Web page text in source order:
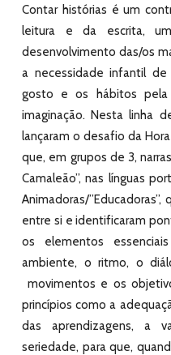
Contar histórias é um
leitura e da escrita,
desenvolvimento das/os
a necessidade infantil
gosto e os hábitos
imaginação. Nesta linha
lançaram o desafio da
que, em grupos de 3,
Camaleão”, nas línguas
Animadoras/
entre si e identificaram
os elementos
ambiente, o ritmo, o
movimentos e os
princípios como a
das aprendizagens, a
seriedade, para que,